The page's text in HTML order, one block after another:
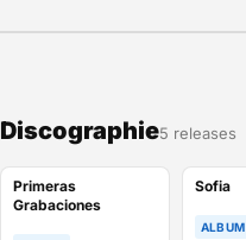
Discographie5 releases
Primeras
Grabaciones
Sofia
ALBUM